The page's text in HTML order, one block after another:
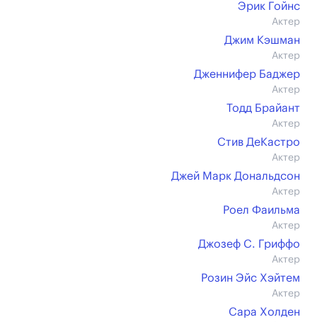
Эрик Гойнс
Актер
Джим Кэшман
Актер
Дженнифер Баджер
Актер
Тодд Брайант
Актер
Стив ДеКастро
Актер
Джей Марк Дональдсон
Актер
Роел Фаильма
Актер
Джозеф С. Гриффо
Актер
Розин Эйс Хэйтем
Актер
Сара Холден